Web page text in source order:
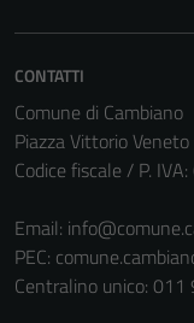
CONTATTI
Comune di Cambiano
Piazza Vittorio
Codice fiscale / P.
Email:
PEC:
Centralino unico: